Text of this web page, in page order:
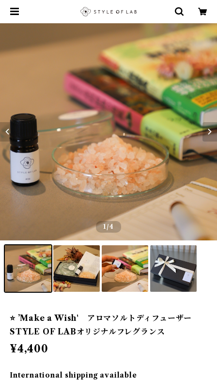
1/4
⭐️ ’Make a Wish' アロマソルトディフューザー
STYLE OF LABオリジナルフレグランス
¥4,400
International shipping available